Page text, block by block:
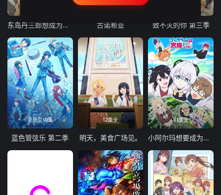
东岛丹三郎想成为假面骑士
更新至21集
古诺希亚 致不灭的你 第三季
更新至19集
蓝色管弦乐 第二季
12集全
明天，美食广场见。
11集全
小阿尔玛想要成为家人